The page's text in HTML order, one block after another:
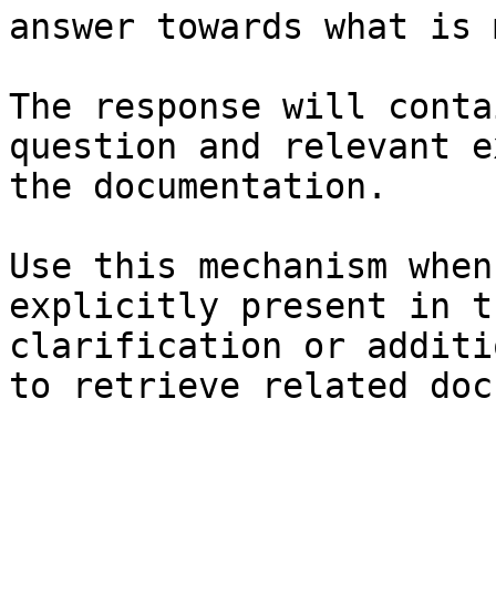
answer towards what
The response will
question and relevant
the documentation.
Use this mechanism
explicitly present in
clarification or